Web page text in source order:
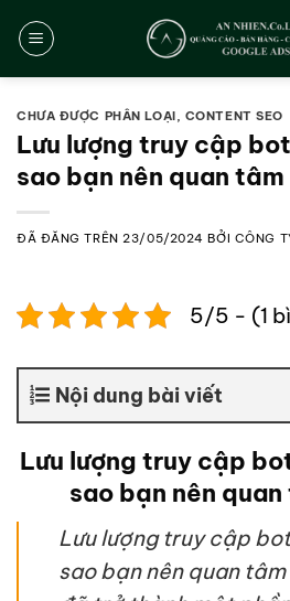
đến
CHƯA ĐƯỢC PHÂN LOẠI, CONTENT SEO
Lưu lượng truy cập
sao bạn nên quan
ĐÃ ĐĂNG TRÊN 23/05/2024 BỞI CÔNG
5/5 - (1
Nội dung bài viết
Lưu lượng truy cập
sao bạn nên
Lưu lượng truy cập
sao bạn nên quan